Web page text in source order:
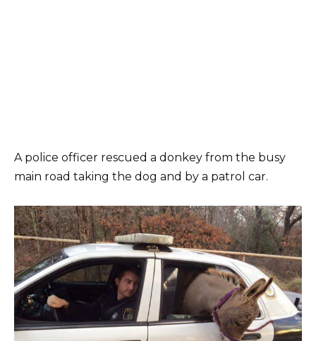
A police officer rescued a donkey from the busy
main road taking the dog and by a patrol car.